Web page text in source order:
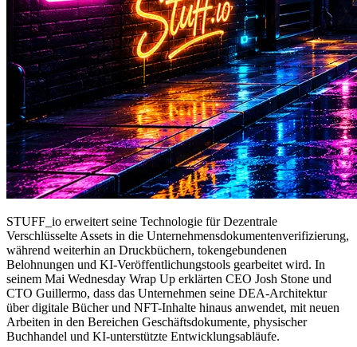
STUFF_io erweitert seine Technologie für Dezentrale
Verschlüsselte Assets in die Unternehmensdokumentenverifizierung,
während weiterhin an Druckbüchern, tokengebundenen
Belohnungen und KI-Veröffentlichungstools gearbeitet wird. In
seinem Mai Wednesday Wrap Up erklärten CEO Josh Stone und
CTO Guillermo, dass das Unternehmen seine DEA-Architektur
über digitale Bücher und NFT-Inhalte hinaus anwendet, mit neuen
Arbeiten in den Bereichen Geschäftsdokumente, physischer
Buchhandel und KI-unterstützte Entwicklungsabläufe.